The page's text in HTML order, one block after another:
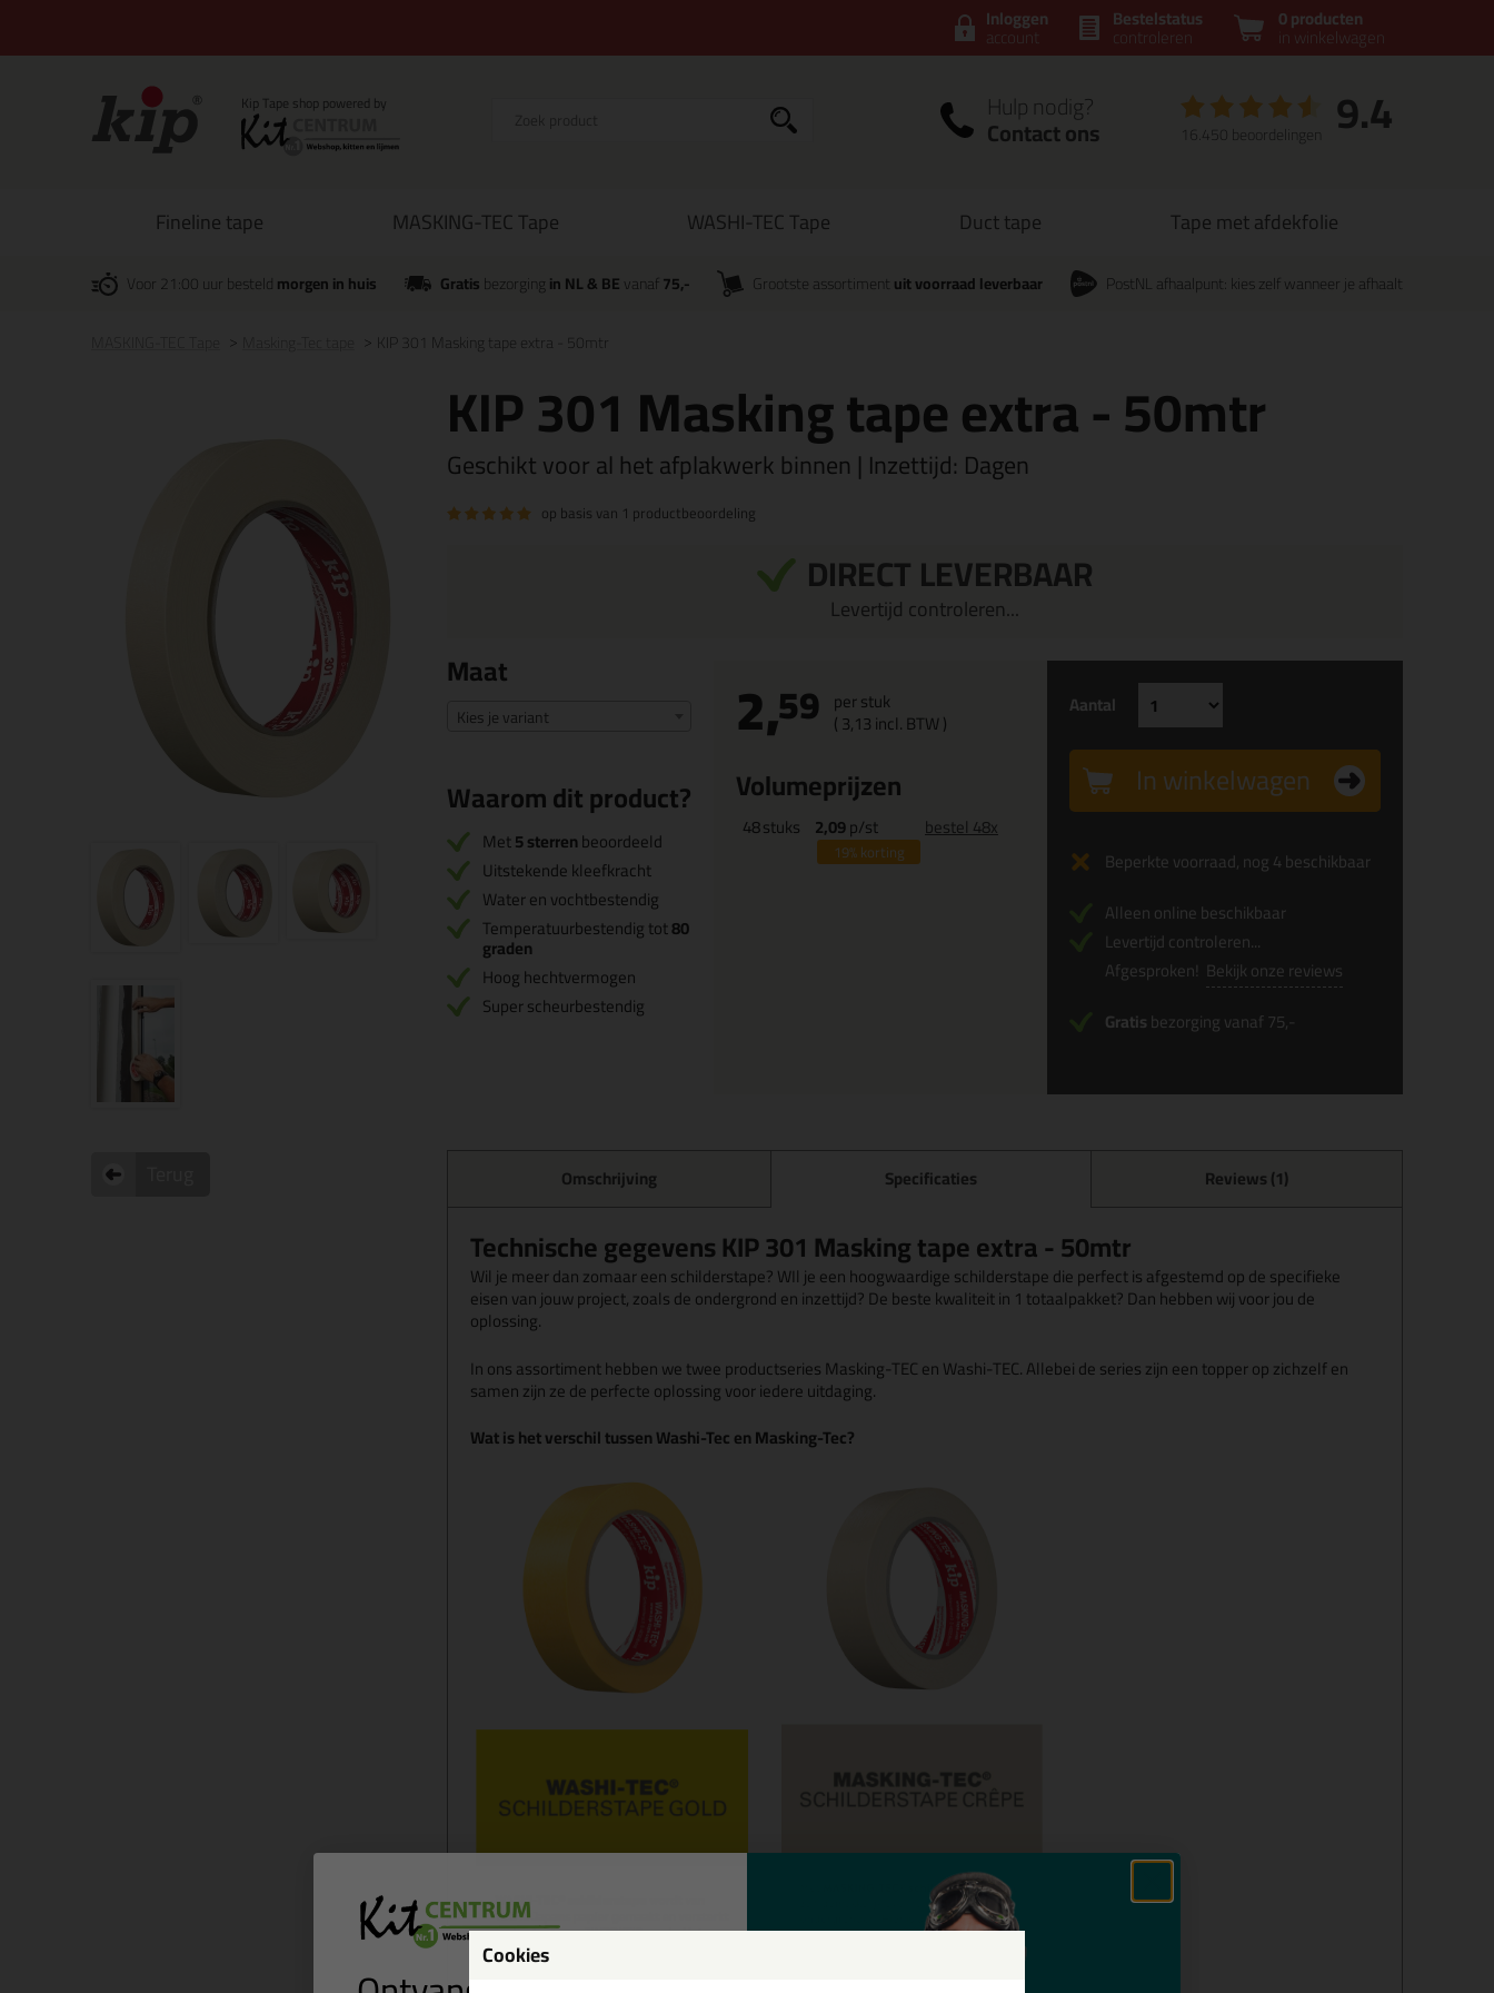
0 producten
in winkelwagen
Bestelstatus
controleren
Inloggen
account
Hulp nodig?
Contact ons 9.4
16.450 beoordelingen
Fineline tape MASKING-TEC Tape WASHI-TEC Tape Duct tape Tape met afdekfolie
Voor 21:00 uur besteldmorgen in huis Gratisbezorgingin NL & BEvanaf 75,- Grootste assortiment uit voorraad leverbaar PostNL afhaalpunt: kies zelf wanneer je afhaalt
KIP 301 Masking tape extra - 50mtr
KIP 301 Masking tape extra - 50mtr
Geschikt voor al het afplakwerk binnen | Inzettijd: Dagen
op basis van 1 productbeoordeling
DIRECT LEVERBAAR
Levertijd controleren...
Maat
Kies je variant
Waarom dit product?
Met5 sterrenbeoordeeld
Uitstekende kleefkracht
Water en vochtbestendig
Temperatuurbestendig tot80
graden
Hoog hechtvermogen
Super scheurbestendig
2,59 per stuk
(3,13incl. BTW )
Volumeprijzen
48stuks 2,09p/st
19%korting
bestel 48x
Aantal
In winkelwagen
Beperkte voorraad, nog 4 beschikbaar
Alleen online beschikbaar
Levertijd controleren...
Afgesproken! Bekijk onze reviews
Gratisbezorging vanaf 75,-
Omschrijving Specificaties Reviews (1)
Technische gegevens KIP 301 Masking tape extra - 50mtr
Wil je meer dan zomaar een schilderstape? WIl je een hoogwaardige schilderstape die perfect is afgestemd op de specifieke
eisen van jouw project, zoals de ondergrond en inzettijd? De beste kwaliteit in 1 totaalpakket? Dan hebben wij voor jou de
oplossing.
In ons assortiment hebben we twee productseries Masking-TEC en Washi-TEC. Allebei de series zijn een topper op zichzelf en
samen zijn ze de perfecte oplossing voor iedere uitdaging.
Wat is het verschil tussen Washi-Tec en Masking-Tec?
Cookies